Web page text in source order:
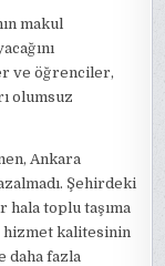
makul
ve öğrenciler,
olumsuz
Ankara
Şehirdeki
toplu taşıma
hizmet kalitesinin
daha fazla